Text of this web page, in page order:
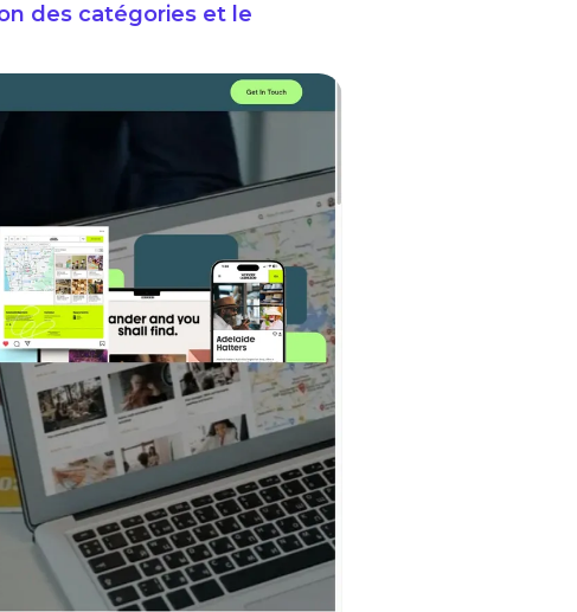
des catégories et le